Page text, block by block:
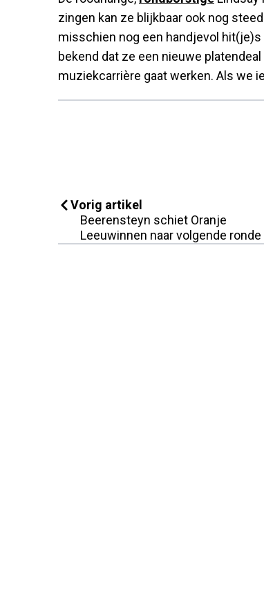
zingen kan ze blijkbaar ook nog
misschien nog een handjevol
bekend dat ze een nieuwe
muziekcarrière gaat werken. Als we
Vorig artikel
Beerensteyn schiet Oranje
Leeuwinnen naar volgende ronde